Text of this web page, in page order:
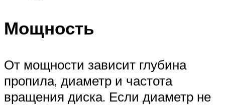
Мощность
От мощности зависит глубина
пропила, диаметр и частота
вращения диска. Если диаметр не